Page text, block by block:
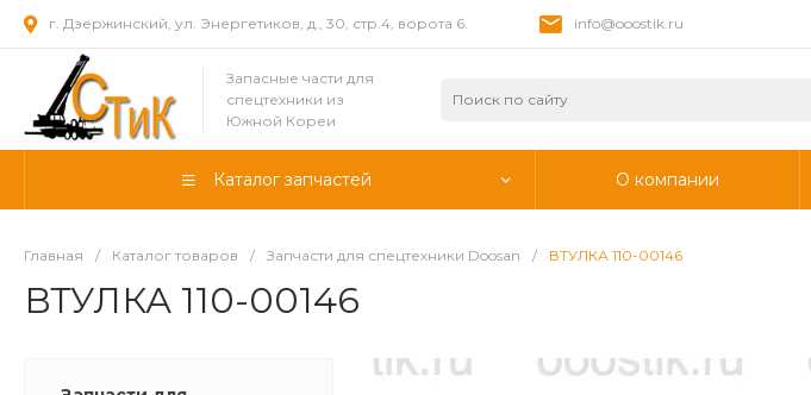
г. Дзержинский, ул. Энергетиков, д., 30, стр.4, ворота 6. info@ooostik.ru
Запасные части для
спецтехники из
Южной Кореи
Каталог запчастей О компании
Главная / Каталог товаров / Запчасти для спецтехники Doosan / ВТУЛКА 110-00146
ВТУЛКА 110-00146